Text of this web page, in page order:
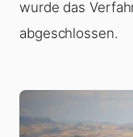
wurde das
abgeschlossen.